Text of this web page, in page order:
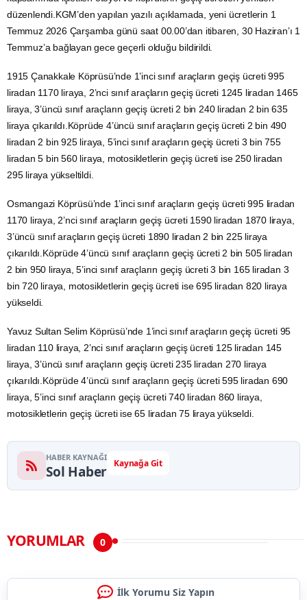
düzenlendi.KGM’den yapılan yazılı açıklamada, yeni ücretlerin 1
Temmuz 2026 Çarşamba günü saat 00.00’dan itibaren, 30 Haziran’ı 1
Temmuz’a bağlayan gece geçerli olduğu bildirildi.
1915 Çanakkale Köprüsü’nde 1’inci sınıf araçların geçiş ücreti 995
liradan 1170 liraya, 2’nci sınıf araçların geçiş ücreti 1245 liradan 1465
liraya, 3’üncü sınıf araçların geçiş ücreti 2 bin 240 liradan 2 bin 635
liraya çıkarıldı.Köprüde 4’üncü sınıf araçların geçiş ücreti 2 bin 490
liradan 2 bin 925 liraya, 5’inci sınıf araçların geçiş ücreti 3 bin 755
liradan 5 bin 560 liraya, motosikletlerin geçiş ücreti ise 250 liradan
295 liraya yükseltildi.
Osmangazi Köprüsü’nde 1’inci sınıf araçların geçiş ücreti 995 liradan
1170 liraya, 2’nci sınıf araçların geçiş ücreti 1590 liradan 1870 liraya,
3’üncü sınıf araçların geçiş ücreti 1890 liradan 2 bin 225 liraya
çıkarıldı.Köprüde 4’üncü sınıf araçların geçiş ücreti 2 bin 505 liradan
2 bin 950 liraya, 5’inci sınıf araçların geçiş ücreti 3 bin 165 liradan 3
bin 720 liraya, motosikletlerin geçiş ücreti ise 695 liradan 820 liraya
yükseldi.
Yavuz Sultan Selim Köprüsü’nde 1’inci sınıf araçların geçiş ücreti 95
liradan 110 liraya, 2’nci sınıf araçların geçiş ücreti 125 liradan 145
liraya, 3’üncü sınıf araçların geçiş ücreti 235 liradan 270 liraya
çıkarıldı.Köprüde 4’üncü sınıf araçların geçiş ücreti 595 liradan 690
liraya, 5’inci sınıf araçların geçiş ücreti 740 liradan 860 liraya,
motosikletlerin geçiş ücreti ise 65 liradan 75 liraya yükseldi.
HABER KAYNAĞI
Sol Haber Kaynağa Git
YORUMLAR 0
İlk Yorumu Siz Yapın